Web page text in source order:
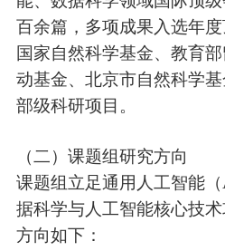
百余篇，多项成果入选年
国家自然科学基金、教育
动基金、北京市自然科学
部级科研项目。
（二）课题组研究方向
课题组立足通用人工智能
据科学与人工智能核心技
方向如下：